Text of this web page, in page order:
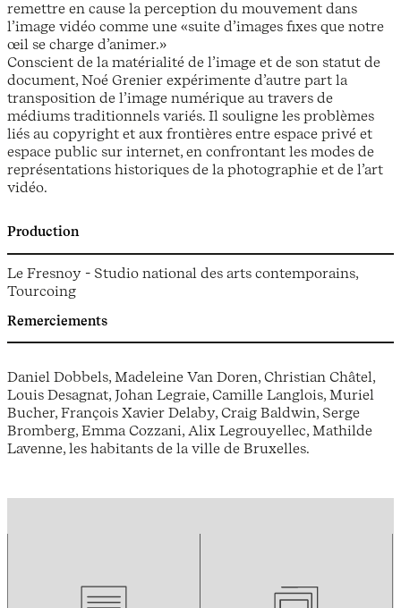
remettre en cause la perception du mouvement dans
l’image vidéo comme une «suite d’images fixes que notre
œil se charge d’animer.»
Conscient de la matérialité de l’image et de son statut de
document, Noé Grenier expérimente d’autre part la
transposition de l’image numérique au travers de
médiums traditionnels variés. Il souligne les problèmes
liés au copyright et aux frontières entre espace privé et
espace public sur internet, en confrontant les modes de
représentations historiques de la photographie et de l’art
vidéo.
Production
Le Fresnoy - Studio national des arts contemporains,
Tourcoing
Remerciements
Daniel Dobbels, Madeleine Van Doren, Christian Châtel,
Louis Desagnat, Johan Legraie, Camille Langlois, Muriel
Bucher, François Xavier Delaby, Craig Baldwin, Serge
Bromberg, Emma Cozzani, Alix Legrouyellec, Mathilde
Lavenne, les habitants de la ville de Bruxelles.